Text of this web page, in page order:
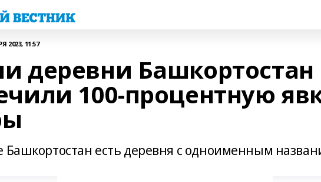
2023, 11:57
деревни Башкортостан
100-процентную
Башкортостан есть деревня с одноименным